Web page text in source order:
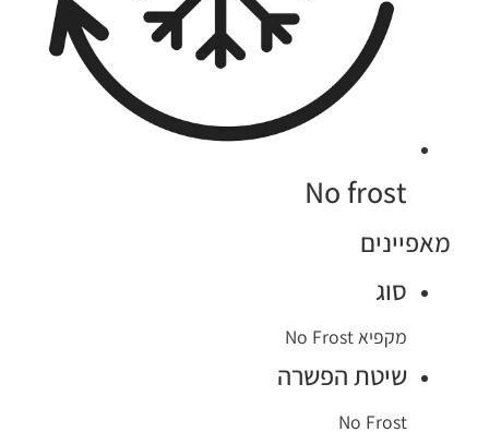
No frost
סוג
מקפיא No Frost
שיטת הפשרה
No Frost